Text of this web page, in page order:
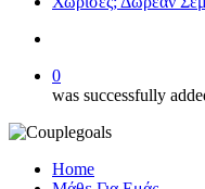
0
was successfully
Home